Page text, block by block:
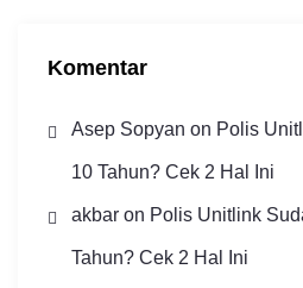
Komentar
Asep Sopyan on Polis
10 Tahun? Cek 2 Hal Ini
akbaron Polis Unitlink
Tahun? Cek 2 Hal Ini